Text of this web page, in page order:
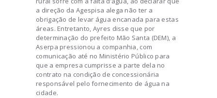
a direção da Agespisa alega não ter a
obrigação de levar água encanada para estas
áreas. Entretanto, Ayres disse que por
determinação do prefeito Mão Santa (DEM), a
Aserpa pressionou a companhia, com
comunicação até no Ministério Público para
que a empresa cumprisse a parte dela no
contrato na condição de concessionária
responsável pelo fornecimento de água na
cidade.